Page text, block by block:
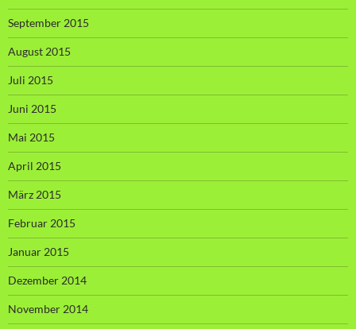
September 2015
August 2015
Juli 2015
Juni 2015
Mai 2015
April 2015
März 2015
Februar 2015
Januar 2015
Dezember 2014
November 2014